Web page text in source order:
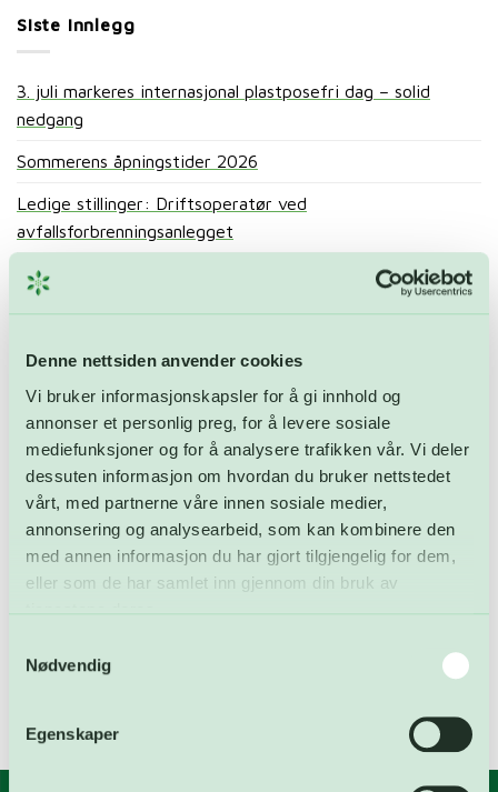
Denne nettsiden anvender cookies
Vi bruker informasjonskapsler for å gi innhold og
annonser et personlig preg, for å levere sosiale
mediefunksjoner og for å analysere trafikken vår. Vi deler
dessuten informasjon om hvordan du bruker nettstedet
vårt, med partnerne våre innen sosiale medier,
annonsering og analysearbeid, som kan kombinere den
med annen informasjon du har gjort tilgjengelig for dem,
eller som de har samlet inn gjennom din bruk av
Nødvendig
Egenskaper
Siste innlegg
3. juli markeres internasjonal plastposefri dag – solid
nedgang
Sommerens åpningstider 2026
Ledige stillinger: Driftsoperatør ved
avfallsforbrenningsanlegget
Åpnet FARA: – En skikkelig drittdag
Åpningstider i mai – og gratulerer med dagen!
Aktuelt
FARA
Karbonfangst
Ukategorisert